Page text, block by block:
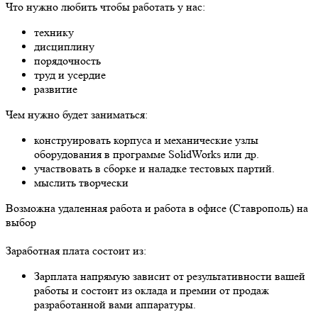
Что нужно любить чтобы работать у нас:
технику
дисциплину
порядочность
труд и усердие
развитие
Чем нужно будет заниматься:
конструировать корпуса и механические узлы
оборудования в программе SolidWorks или др.
участвовать в сборке и наладке тестовых партий.
мыслить творчески
Возможна удаленная работа и работа в офисе (Ставрополь) на
выбор
Заработная плата состоит из:
Зарплата напрямую зависит от результативности вашей
работы и состоит из оклада и премии от продаж
разработанной вами аппаратуры.